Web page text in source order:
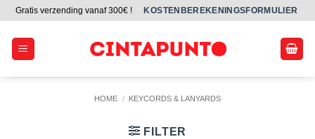
inhoud
Gratis verzending vanaf 300€ ! KOSTENBEREKENINGSFORMULIER
HOME / KEYCORDS & LANYARDS
FILTER